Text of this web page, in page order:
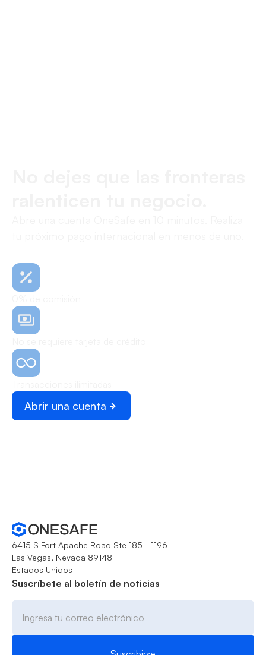
Abrir una cuenta
6415 S Fort Apache Road Ste 185 - 1196
Las Vegas, Nevada 89148
Estados Unidos
Suscríbete al boletín de noticias